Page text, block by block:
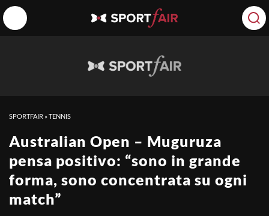
SPORTFAIR »TENNIS
Australian Open – Muguruza
pensa positivo: “sono in grande
forma, sono concentrata su ogni
match”